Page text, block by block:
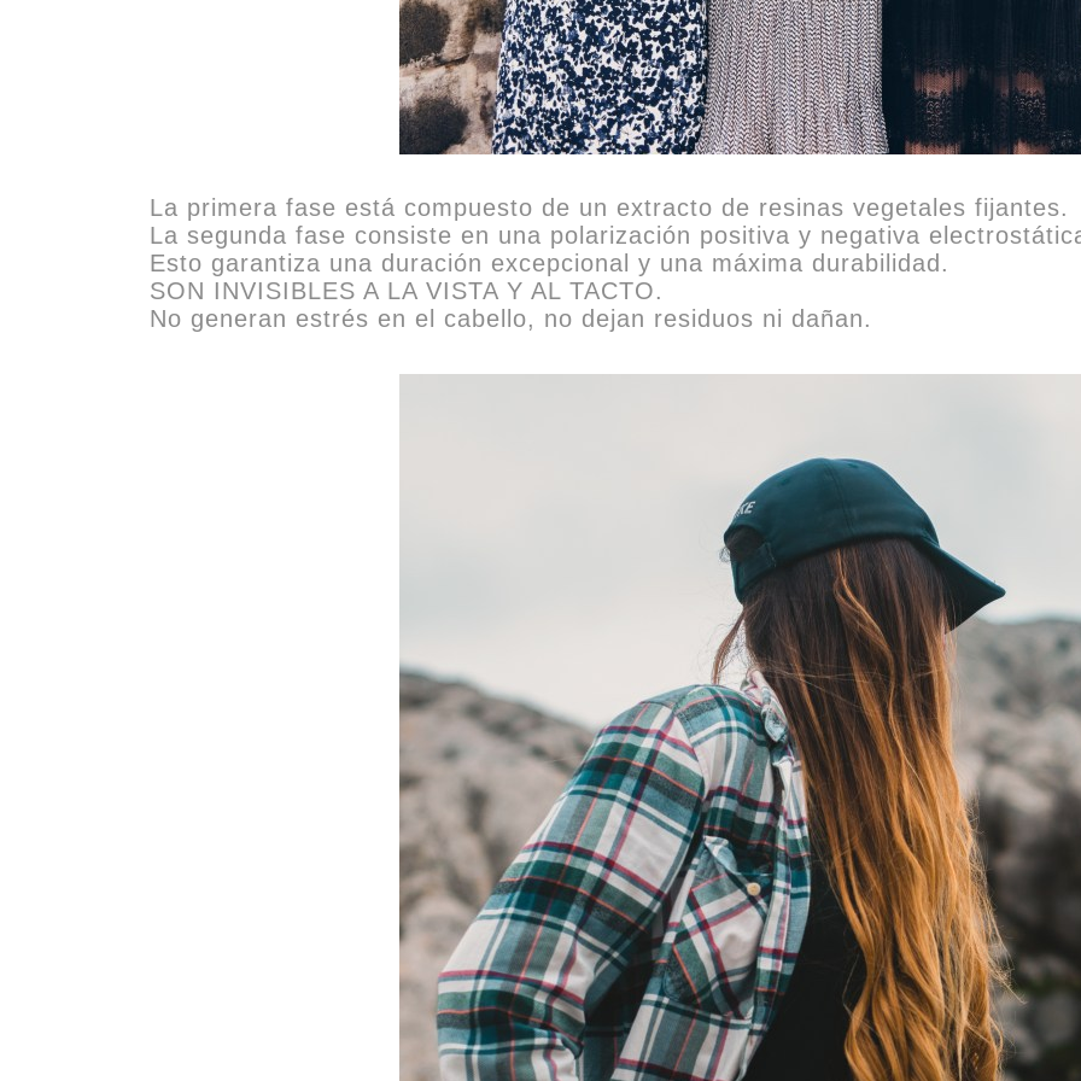
La primera fase está compuesto de un extracto de resinas vegetales fijantes.
La segunda fase consiste en una polarización positiva y negativa
Esto garantiza una duración excepcional y una máxima durabilidad.
SON INVISIBLES A LA VISTA Y AL TACTO.
No generan estrés en el cabello, no dejan residuos ni dañan.